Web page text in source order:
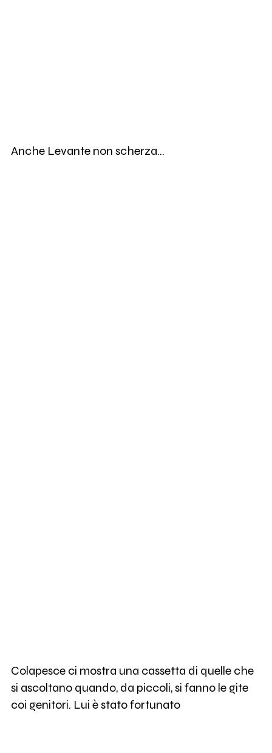
Anche Levante non scherza...
Colapesce ci mostra una cassetta di quelle che
si ascoltano quando, da piccoli, si fanno le gite
coi genitori. Lui è stato fortunato